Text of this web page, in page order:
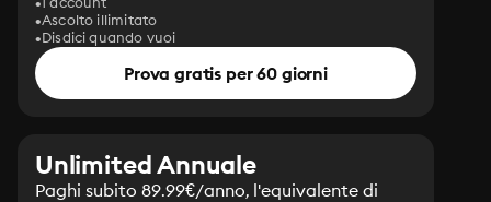
Ascolto illimitato
Disdici quando vuoi
Prova gratis per 60 giorni
Unlimited Annuale
Paghi subito 89.99€/anno, l'equivalente di